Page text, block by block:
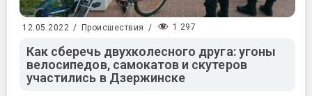
12.05.2022 / Происшествия / 1 297
Как сберечь двухколесного друга: угоны
велосипедов, самокатов и скутеров
участились в Дзержинске